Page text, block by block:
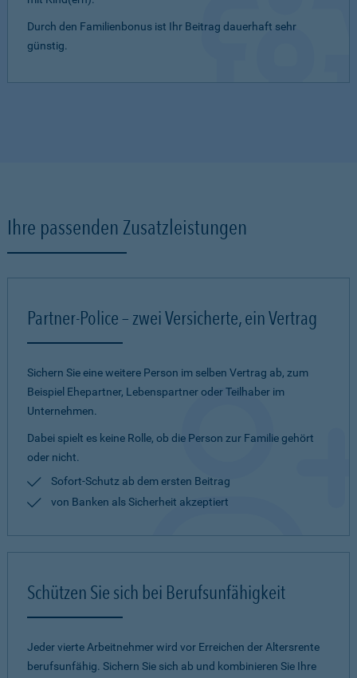
Durch den Familienbonus ist Ihr Beitrag dauerhaft sehr
günstig.
Ihre passenden Zusatzleistungen
Partner-Police – zwei Versicherte, ein Vertrag
Sichern Sie eine weitere Person im selben Vertrag ab, zum
Beispiel Ehepartner, Lebenspartner oder Teilhaber im
Unternehmen.
Dabei spielt es keine Rolle, ob die Person zur Familie gehört
oder nicht.
Sofort-Schutz ab dem ersten Beitrag
von Banken als Sicherheit akzeptiert
Schützen Sie sich bei Berufsunfähigkeit
Jeder vierte Arbeitnehmer wird vor Erreichen der Altersrente
berufsunfähig. Sichern Sie sich ab und kombinieren Sie Ihre